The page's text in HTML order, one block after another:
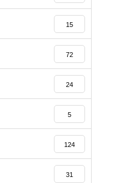
15
72
24
5
124
31